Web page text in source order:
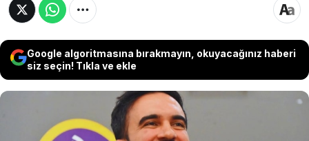
Google algoritmasına bırakmayın, okuyacağınız haberi
siz seçin! Tıkla ve ekle
New York Belediye Başkanı Zohran Mamdani,